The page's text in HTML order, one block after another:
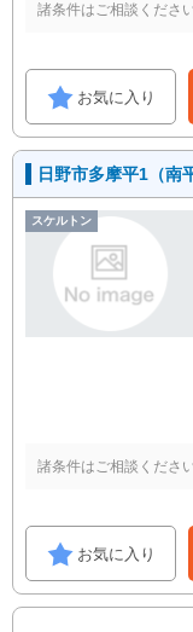
諸条件はご相談くださ
お気に入り
日野市多摩平1（南
スケルトン
諸条件はご相談くださ
お気に入り